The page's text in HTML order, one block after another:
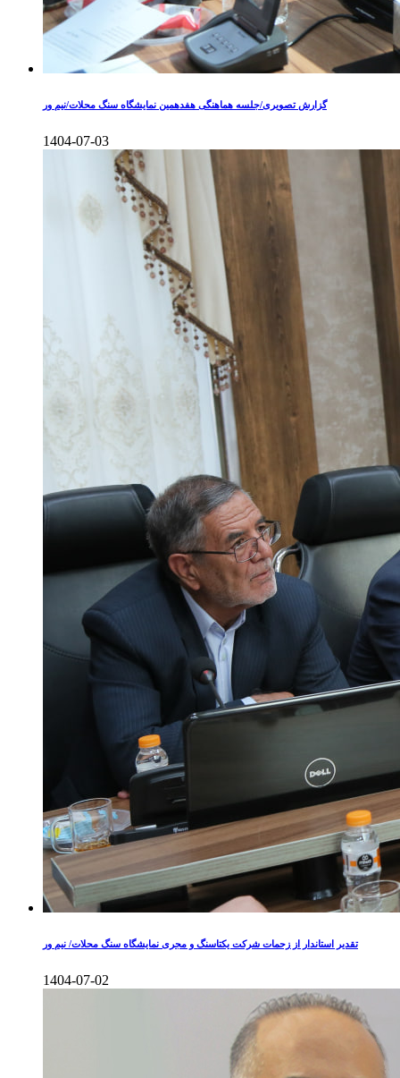
گزارش تصویری/جلسه هماهنگی هفدهمین نمایشگاه سنگ محلات/نیم ور
1404-07-03
تقدیر استاندار از زحمات شرکت یکتاسنگ و مجری نمایشگاه سنگ محلات/ نیم ور
1404-07-02